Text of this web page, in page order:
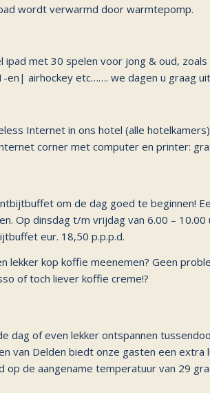
wordt verwarmd door warmtepomp.
ipad met 30 spelen voor jong & oud,
en| airhockey etc……. we dagen u graag uit
Internet in ons hotel (alle
corner met computer en printer:
om de dag goed te beginnen!
Op dinsdag t/m vrijdag van 6.00 –
eur. 18,50 p.p.p.d.
lekker kop koffie meenemen? Geen
of toch liever koffie creme!?
dag of even lekker ontspannen
van Delden biedt onze gasten een extra
de aangename temperatuur van 29